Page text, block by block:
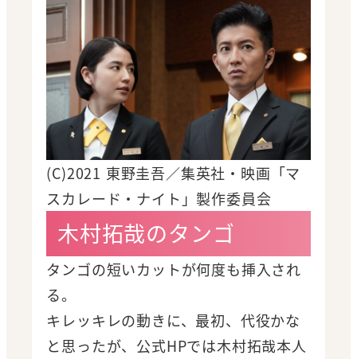
(C)2021 東野圭吾／集英社・映画「マ
スカレード・ナイト」製作委員会
木村拓哉のタンゴ
タンゴの短いカットが何度も挿入され
る。
キレッキレの動きに、最初、代役かな
と思ったが、公式HPでは木村拓哉本人